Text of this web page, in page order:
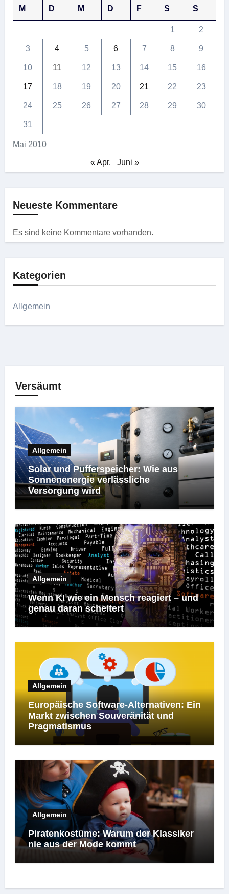
Mai 2010
M D M D F S S
1 2
3 4 5 6 7 8 9
10 11 12 13 14 15 16
17 18 19 20 21 22 23
24 25 26 27 28 29 30
31
« Apr. Juni »
Neueste Kommentare
Es sind keine Kommentare vorhanden.
Kategorien
Allgemein
Versäumt
Allgemein
Solar und Pufferspeicher: Wie aus
Sonnenenergie verlässliche
Versorgung wird
Allgemein
Wenn KI wie ein Mensch reagiert – und
genau daran scheitert
Allgemein
Europäische Software-Alternativen: Ein
Markt zwischen Souveränität und
Pragmatismus
Allgemein
Piratenkostüme: Warum der Klassiker
nie aus der Mode kommt